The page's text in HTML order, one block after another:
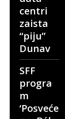
centri
zaista
“piju”
Dunav
SFF
progra
m
‘Posveće